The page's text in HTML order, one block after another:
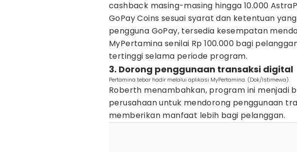
cashback masing-masing hingga 10.000
GoPay Coins sesuai syarat dan ketentuan
pengguna GoPay, tersedia kesempatan
MyPertamina senilai Rp 100.000 bagi
tertinggi selama periode program.
3. Dorong penggunaan transaksi digital
Pertamina tebar hadir melalui aplikasi MyPertamina. (Dok/Istimewa).
Roberth menambahkan, program ini menjadi
perusahaan untuk mendorong penggunaan
memberikan manfaat lebih bagi pelanggan.